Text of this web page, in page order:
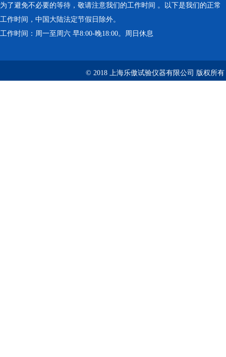
为了避免不必要的等待，敬请注意我们的工作时间 。以下是我们的正常
工作时间，中国大陆法定节假日除外。
工作时间：周一至周六 早8:00-晚18:00。周日休息
© 2018 上海乐傲试验仪器有限公司 版权所